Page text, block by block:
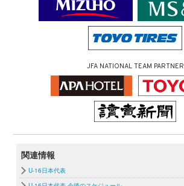
JFA NATIONAL TEAM PARTNER
関連情報
U-16日本代表